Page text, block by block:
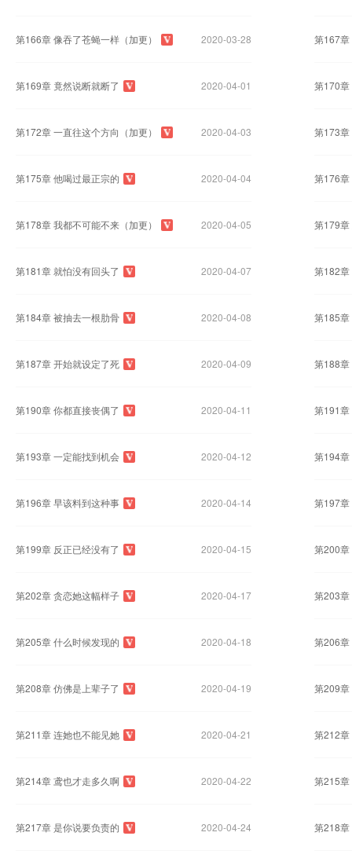
第166章 像吞了苍蝇一样（加更） 2020-03-28 第167章
第169章 竟然说断就断了 2020-04-01 第170章
第172章 一直往这个方向（加更） 2020-04-03 第173章
第175章 他喝过最正宗的 2020-04-04 第176章
第178章 我都不可能不来（加更） 2020-04-05 第179章
第181章 就怕没有回头了 2020-04-07 第182章
第184章 被抽去一根肋骨 2020-04-08 第185章
第187章 开始就设定了死 2020-04-09 第188章
第190章 你都直接丧偶了 2020-04-11 第191章
第193章 一定能找到机会 2020-04-12 第194章
第196章 早该料到这种事 2020-04-14 第197章
第199章 反正已经没有了 2020-04-15 第200章
第202章 贪恋她这幅样子 2020-04-17 第203章
第205章 什么时候发现的 2020-04-18 第206章
第208章 仿佛是上辈子了 2020-04-19 第209章
第211章 连她也不能见她 2020-04-21 第212章
第214章 鸢也才走多久啊 2020-04-22 第215章
第217章 是你说要负责的 2020-04-24 第218章